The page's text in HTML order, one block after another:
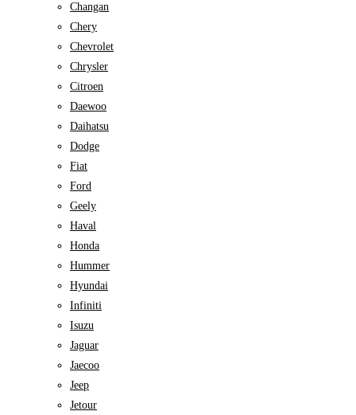
Changan
Chery
Chevrolet
Chrysler
Citroen
Daewoo
Daihatsu
Dodge
Fiat
Ford
Geely
Haval
Honda
Hummer
Hyundai
Infiniti
Isuzu
Jaguar
Jaecoo
Jeep
Jetour